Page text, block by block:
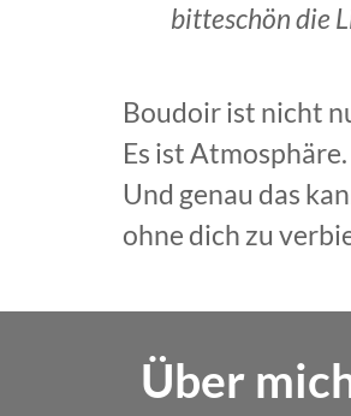
bitteschön die
Boudoir ist nicht
Es ist
Und genau das
ohne dich zu
Über